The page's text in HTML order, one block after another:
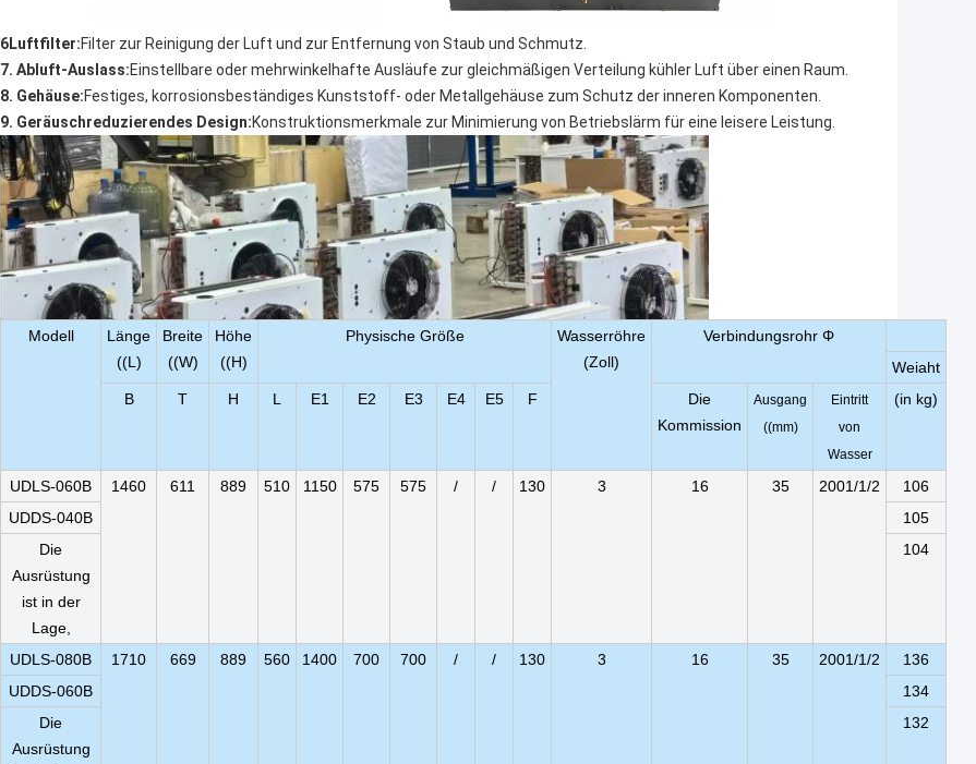
6Luftfilter:Filter zur Reinigung der Luft und zur Entfernung von Staub und Schmutz.
7. Abluft-Auslass:Einstellbare oder mehrwinkelhafte Ausläufe zur gleichmäßigen Verteilung kühler Luft über einen Raum.
8. Gehäuse:Festiges, korrosionsbeständiges Kunststoff- oder Metallgehäuse zum Schutz der inneren Komponenten.
9. Geräuschreduzierendes Design:Konstruktionsmerkmale zur Minimierung von Betriebslärm für eine leisere Leistung.
Modell
Länge
((L)
Breite
((W)
Höhe
((H)
Physische Größe
Wasserröhre
(Zoll)
Verbindungsrohr Φ
Weiaht
B
T H L E1 E2 E3 E4 E5 F
Die
Kommission
Ausgang
((mm)
Eintritt
von
Wasser
(in kg)
UDLS-060B 1460 611 889 510 1150 575 575 / / 130 3 16 35 2001/1/2
106
UDDS-040B
105
Die
Ausrüstung
ist in der
Lage,
104
UDLS-080B 1710 669 889 560 1400 700 700 / / 130 3 16 35 2001/1/2
136
UDDS-060B
134
Die
Ausrüstung
132